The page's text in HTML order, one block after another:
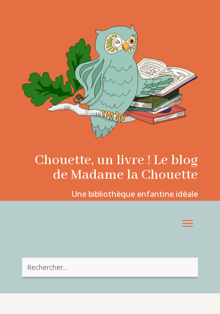
Chouette, un livre ! Le blog
de Madame la Chouette
Une bibliothèque enfantine idéale